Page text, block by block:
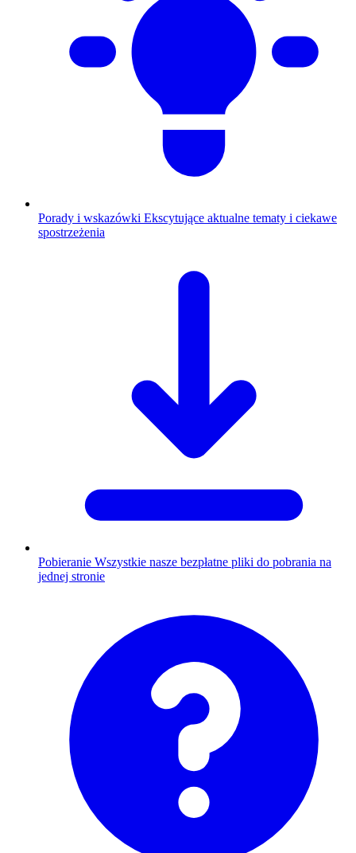
Porady i wskazówki Ekscytujące aktualne tematy i ciekawe
spostrzeżenia
Pobieranie Wszystkie nasze bezpłatne pliki do pobrania na
jednej stronie